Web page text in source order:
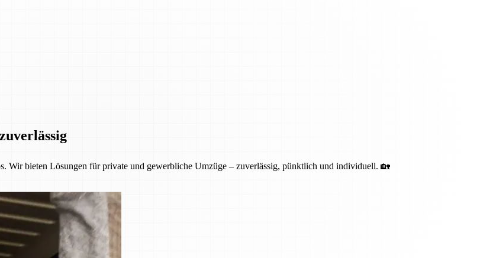
Wir bieten Lösungen für private und gewerbliche Umzüge – zuverlässig, pünktlich und individuell. 🏡